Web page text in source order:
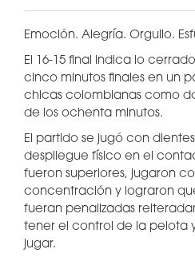
Emoción. Alegría. Orgullo.
El 16-15 final indica lo
cinco minutos finales en un
chicas colombianas como
de los ochenta minutos.
El partido se jugó con
despliegue físico en el
fueron superiores, jugaron
concentración y lograron
fueran penalizadas
tener el control de la pelota
jugar.